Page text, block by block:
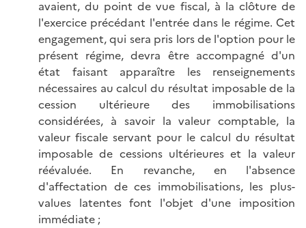
avaient, du point de vue fiscal, à la clôture de
l'exercice précédant l'entrée dans le régime. Cet
engagement, qui sera pris lors de l'option pour le
présent régime, devra être accompagné d'un
état faisant apparaître les renseignements
nécessaires au calcul du résultat imposable de la
cession ultérieure des immobilisations
considérées, à savoir la valeur comptable, la
valeur fiscale servant pour le calcul du résultat
imposable de cessions ultérieures et la valeur
réévaluée. En revanche, en l'absence
d'affectation de ces immobilisations, les plus-
values latentes font l'objet d'une imposition
immédiate ;